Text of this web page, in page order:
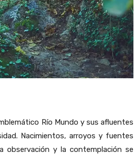
Río Mundo y sus afluentes
Nacimientos, arroyos y fuentes
observación y la contemplación se